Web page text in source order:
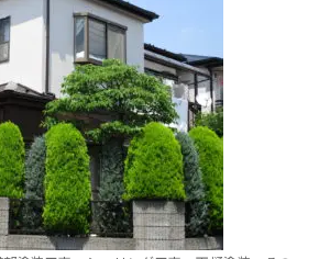
水工法で安心して長くお使いいただける
洗浄時に駐車スペ･･･